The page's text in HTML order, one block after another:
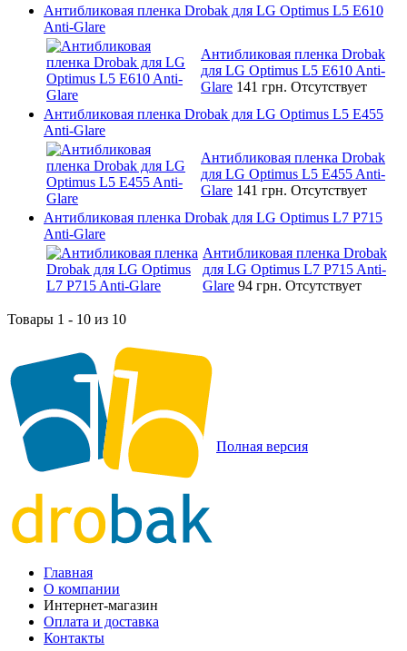
Антибликовая пленка Drobak для LG Optimus L5 E610
Anti-Glare
Антибликовая пленка Drobak
для LG Optimus L5 E610 Anti-
Glare 141 грн. Отсутствует
Антибликовая пленка Drobak для LG Optimus L5 E455
Anti-Glare
Антибликовая пленка Drobak
для LG Optimus L5 E455 Anti-
Glare 141 грн. Отсутствует
Антибликовая пленка Drobak для LG Optimus L7 P715
Anti-Glare
Антибликовая пленка Drobak
для LG Optimus L7 P715 Anti-
Glare 94 грн. Отсутствует
Товары 1 - 10 из 10
Полная версия
Главная
О компании
Интернет-магазин
Оплата и доставка
Контакты